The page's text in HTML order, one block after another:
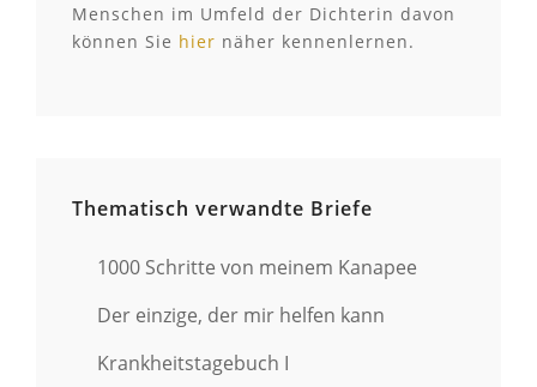
Menschen im Umfeld der Dichterin davon
können Sie hier näher kennenlernen.
Thematisch verwandte Briefe
1000 Schritte von meinem Kanapee
Der einzige, der mir helfen kann
Krankheitstagebuch I